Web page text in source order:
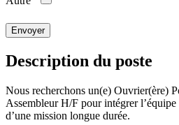
Envoyer
Description du poste
Nous recherchons un(e) Ouvrier(ère)
Assembleur H/F pour intégrer
d’une mission longue durée.